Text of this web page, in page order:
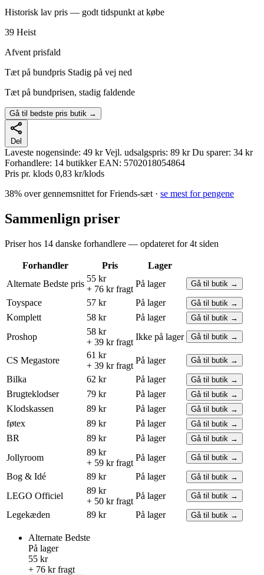
Historisk lav pris — godt tidspunkt at købe
39 Heist
Afvent prisfald
Tæt på bundpris Stadig på vej ned
Tæt på bundprisen, stadig faldende
Gå til bedste pris butik →
Del
Laveste nogensinde: 49 kr Vejl. udsalgspris: 89 kr Du sparer: 34 kr
Forhandlere: 14 butikker EAN: 5702018054864
Pris pr. klods 0,83 kr/klods
38% over gennemsnittet for Friends-sæt · se mest for pengene
Sammenlign priser
Priser hos 14 danske forhandlere — opdateret for 4t siden
Forhandler Pris
Lager
Alternate Bedste pris
55 kr
+ 76 kr fragt
På lager Gå til butik →
Toyspace 57 kr På lager Gå til butik →
Komplett 58 kr På lager Gå til butik →
Proshop
58 kr
+ 39 kr fragt
Ikke på lager Gå til butik →
CS Megastore
61 kr
+ 39 kr fragt
På lager Gå til butik →
Bilka 62 kr På lager Gå til butik →
Brugteklodser 79 kr På lager Gå til butik →
Klodskassen 89 kr På lager Gå til butik →
føtex 89 kr På lager Gå til butik →
BR 89 kr På lager Gå til butik →
Jollyroom
89 kr
+ 59 kr fragt
På lager Gå til butik →
Bog & Idé 89 kr På lager Gå til butik →
LEGO Officiel
89 kr
+ 50 kr fragt
På lager Gå til butik →
Legekæden 89 kr På lager Gå til butik →
Alternate Bedste
På lager
55 kr
+ 76 kr fragt